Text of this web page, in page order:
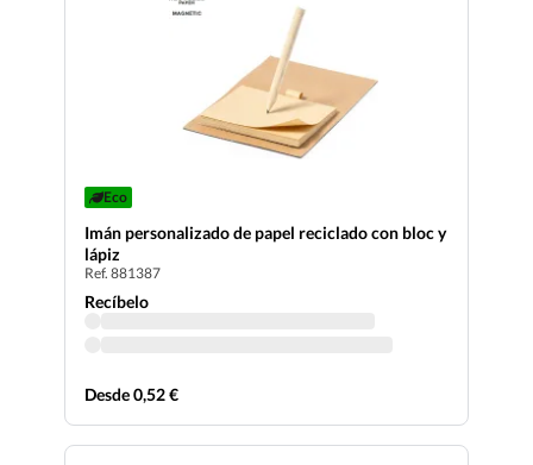
Eco
Imán personalizado de papel reciclado con bloc y
lápiz
Ref. 881387
Recíbelo
Desde 0,52 €